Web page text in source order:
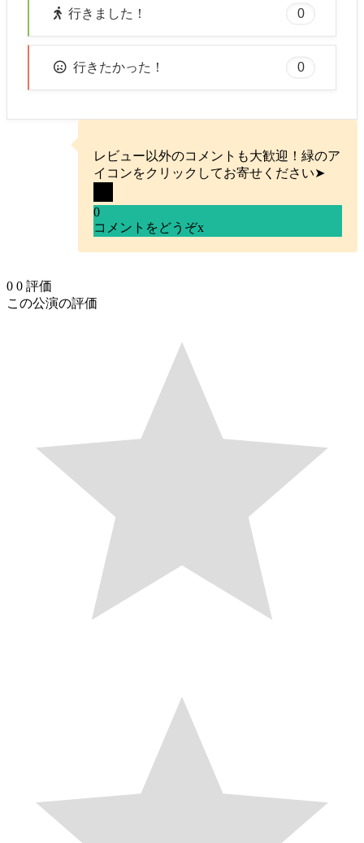
行きました！ 0
行きたかった！ 0
レビュー以外のコメントも大歓迎！緑のア
イコンをクリックしてお寄せください➤
0
コメントをどうぞx
0 0 評価
この公演の評価